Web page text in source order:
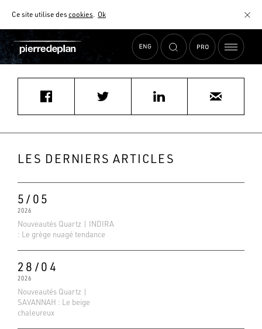
Ce site utilise descookies. Ok
AIDE AU CHOIX
Accueil Actualités pierre.brosset@hotmail.fr
LES DERNIERS ARTICLES
5/05
2026
Nouveautés Quartz | INDIRA
: Le grège nuagé tendance
28/04
2026
Nouveautés Quartz |
SAVANNAH : Le beige
chaleureux